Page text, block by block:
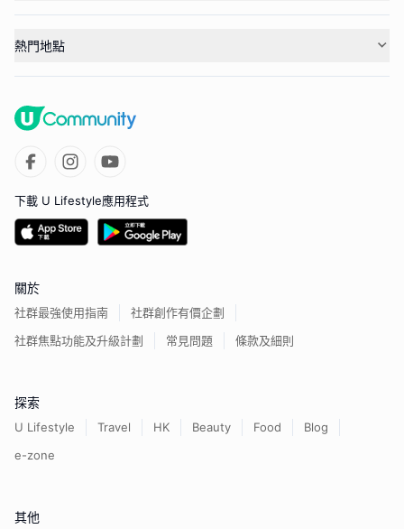
熱門地點
下載 U Lifestyle應用程式
關於
社群最強使用指南
社群創作有價企劃
社群焦點功能及升級計劃
常見問題 條款及細則
探索
U Lifestyle Travel HK Beauty Food
Blog
e-zone
其他